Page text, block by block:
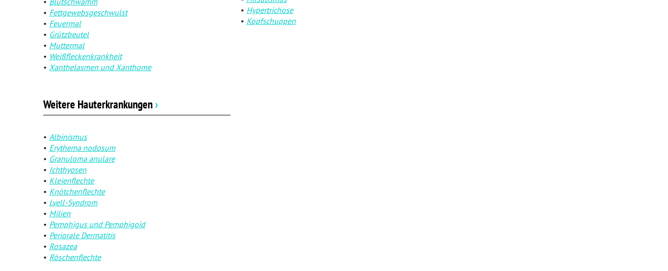
Fettgewebsgeschwulst
Feuermal
Grützbeutel
Muttermal
Weißfleckenkrankheit
Xanthelasmen und Xanthome
Hypertrichose
Kopfschuppen
Weitere Hauterkrankungen›
Albinismus
Erythema nodosum
Granuloma anulare
Ichthyosen
Kleienflechte
Knötchenflechte
Lyell-Syndrom
Milien
Pemphigus und Pemphigoid
Periorale Dermatitis
Rosazea
Röschenflechte